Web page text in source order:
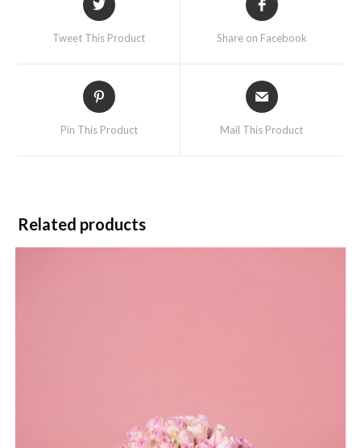
Tweet This Product Share on Facebook
Pin This Product Mail This Product
Related products